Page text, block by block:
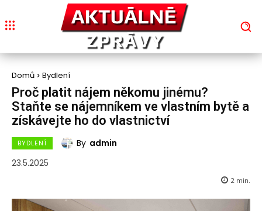
Domů Bydlení
Proč platit nájem někomu jinému?
Staňte se nájemníkem ve vlastním bytě a
získávejte ho do vlastnictví
BYDLENÍ By admin
23.5.2025
2 min.